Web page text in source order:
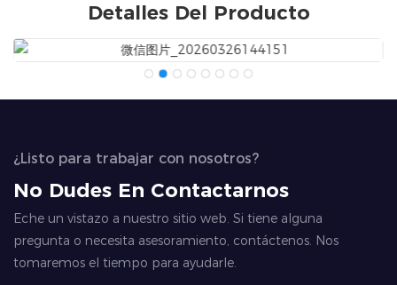
Detalles Del Producto
¿Listo para trabajar con nosotros?
No Dudes En Contactarnos
Eche un vistazo a nuestro sitio web. Si tiene alguna
pregunta o necesita asesoramiento, contáctenos. Nos
tomaremos el tiempo para ayudarle.